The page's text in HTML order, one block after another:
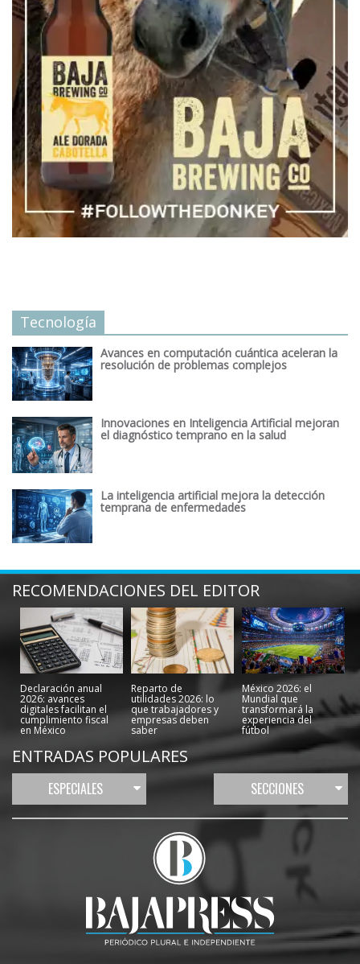
Tecnología
Avances en computación cuántica aceleran la
resolución de problemas complejos
Innovaciones en Inteligencia Artificial mejoran
el diagnóstico temprano en la salud
La inteligencia artificial mejora la detección
temprana de enfermedades
RECOMENDACIONES DEL EDITOR
Declaración anual
2026: avances
digitales facilitan el
cumplimiento fiscal
en México
Reparto de
utilidades 2026: lo
que trabajadores y
empresas deben
saber
México 2026: el
Mundial que
transformará la
experiencia del
fútbol
ENTRADAS POPULARES
ESPECIALES SECCIONES